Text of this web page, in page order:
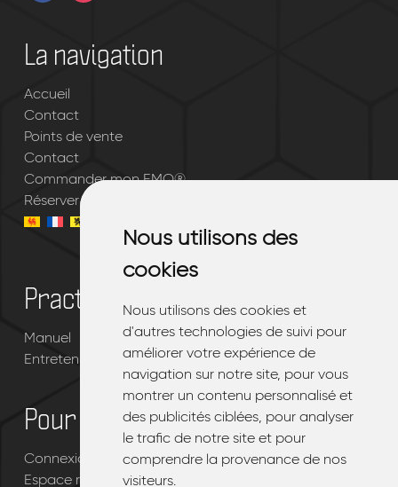
Nous utilisons des
cookies
Nous utilisons des cookies et
d'autres technologies de suivi pour
améliorer votre expérience de
navigation sur notre site, pour vous
montrer un contenu personnalisé et
des publicités ciblées, pour analyser
le trafic de notre site et pour
comprendre la provenance de nos
visiteurs.
Nous utilisons des
cookies
Nous utilisons des cookies et
d'autres technologies de suivi pour
améliorer votre expérience de
navigation sur notre site, pour vous
montrer un contenu personnalisé et
des publicités ciblées, pour analyser
le trafic de notre site et pour
comprendre la provenance de nos
visiteurs.
La navigation
Accueil
Contact
Points de vente
Contact
Commander mon EMQ®
Réserver un essai gratuit
Practique
Manuel
Entretenir votre EMQ®
Pour les revendeurs
Connexion portail revendeur EMQ®
Espace revendeur